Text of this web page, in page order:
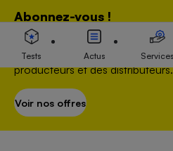
Abonnez-vous !
Bénéficiez d'une expertise
une association 100 %
producteurs et des distributeurs.
Voir nos offres
Association indépendante de l’État, des
distributeurs depuis 1951.
Tests Actus Services